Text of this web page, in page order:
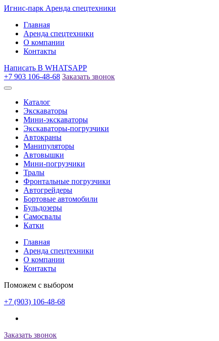
Игнис-парк Аренда спецтехники
Главная
Аренда спецтехники
О компании
Контакты
Написать В WHATSAPP
+7 903 106-48-68 Заказать звонок
Каталог
Экскаваторы
Мини-экскаваторы
Экскаваторы-погрузчики
Автокраны
Манипуляторы
Автовышки
Мини-погрузчики
Тралы
Фронтальные погрузчики
Автогрейдеры
Бортовые автомобили
Бульдозеры
Самосвалы
Катки
Главная
Аренда спецтехники
О компании
Контакты
Поможем с выбором
+7 (903) 106-48-68
Заказать звонок